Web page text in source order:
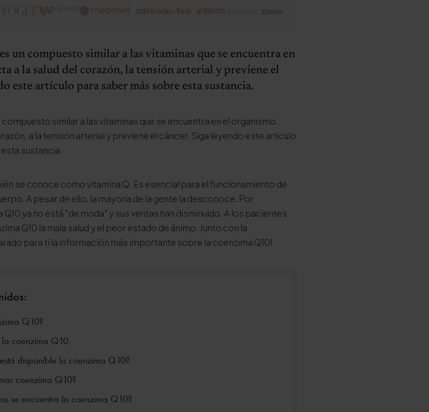
un compuesto similar a las vitaminas que se encuentra en
a la salud del corazón, la tensión arterial y previene el
este artículo para saber más sobre esta sustancia.
compuesto similar a las vitaminas que se encuentra en el organismo.
a la tensión arterial y previene el cáncer. Siga leyendo este artículo
sustancia.
se conoce como vitamina Q. Es esencial para el funcionamiento de
A pesar de ello, la mayoría de la gente la desconoce. Por
ya no está "de moda" y sus ventas han disminuido. A los pacientes
Q10 la mala salud y el peor estado de ánimo. Junto con la
para ti la información más importante sobre la coenzima Q10!
Q10?
coenzima Q10
disponible la coenzima Q10?
coenzima Q10?
se encuentra la coenzima Q10?